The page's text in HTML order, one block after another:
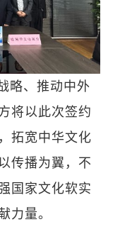
略、推动中外
将以此次签约
拓宽中华文化
传播为翼，不
国家文化软实
力量。